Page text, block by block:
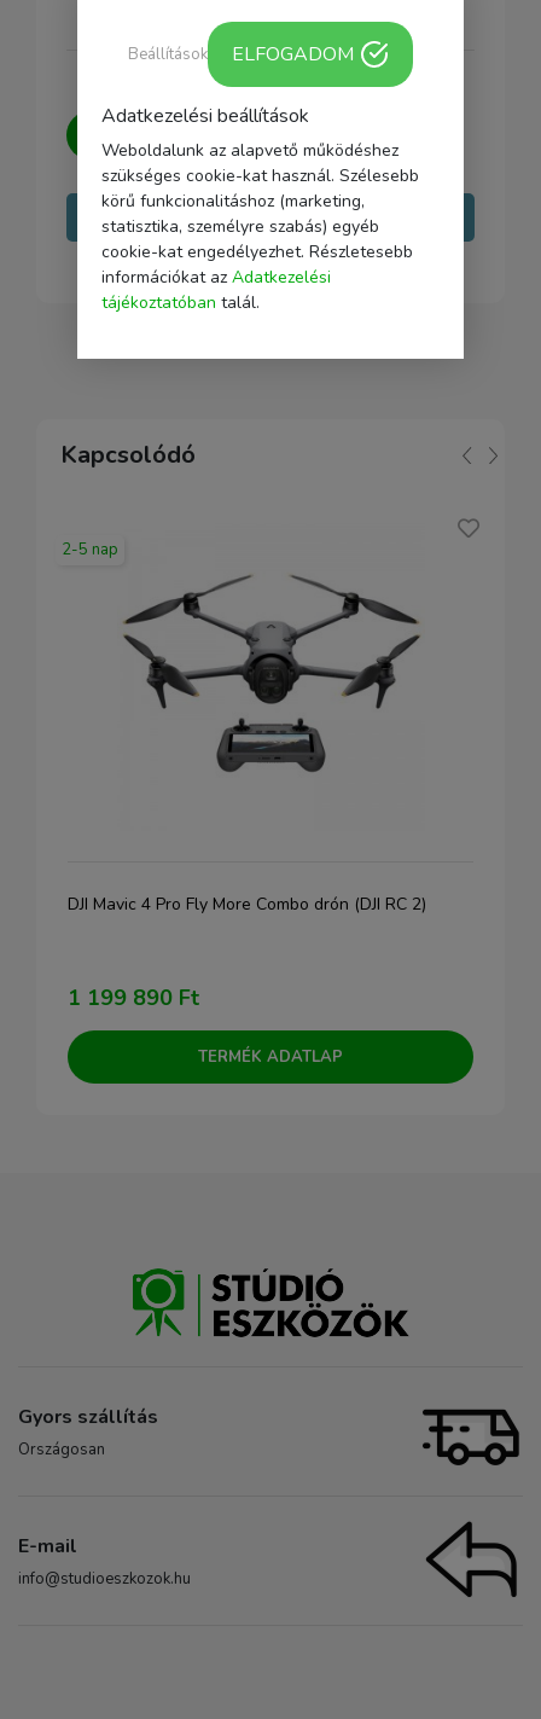
Kérdésed van?Írj nekünk, igyekszünk
minden kérdésedre választ adni.
Írj nekünk
Kapcsolódó
2-5 nap
DJI Mavic 4 Pro Fly More Combo drón (DJI RC 2)
1 199 890 Ft
TERMÉK ADATLAP
Gyors szállítás
Országosan
E-mail
info@studioeszkozok.hu
Adatkezelési beállítások
Weboldalunk az alapvető működéshez
szükséges cookie-kat használ. Szélesebb
körű funkcionalitáshoz (marketing,
statisztika, személyre szabás) egyéb
cookie-kat engedélyezhet. Részletesebb
információkat az Adatkezelési
tájékoztatóban talál.
Beállítások ELFOGADOM